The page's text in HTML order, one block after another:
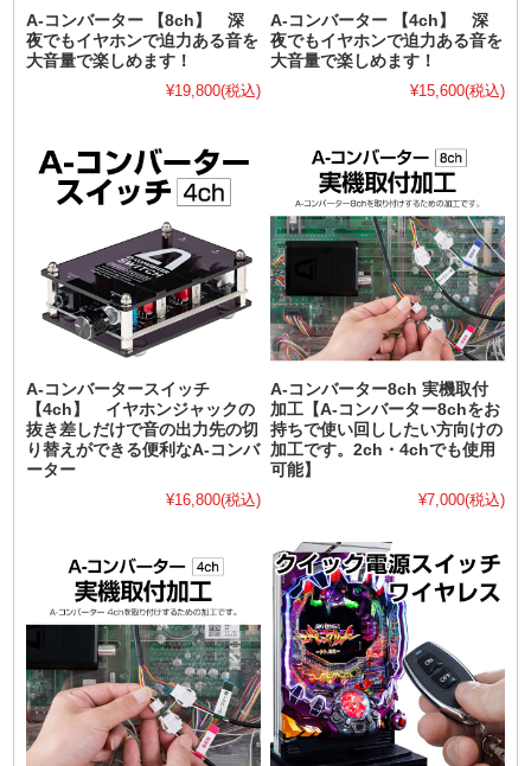
A-コンバーター 【8ch】 深
夜でもイヤホンで迫力ある音を
大音量で楽しめます！
¥19,800(税込)
A-コンバーター 【4ch】 深
夜でもイヤホンで迫力ある音を
大音量で楽しめます！
¥15,600(税込)
A-コンバータースイッチ
【4ch】 イヤホンジャックの
抜き差しだけで音の出力先の切
り替えができる便利なA-コンバ
ーター
¥16,800(税込)
A-コンバーター8ch 実機取付
加工【A-コンバーター8chをお
持ちで使い回ししたい方向けの
加工です。2ch・4chでも使用
可能】
¥7,000(税込)